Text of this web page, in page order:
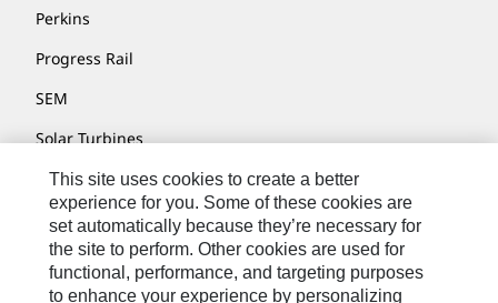
Perkins
Progress Rail
SEM
Solar Turbines
SPM Oil & Gas
Turner Powertrain Systems
This site uses cookies to create a better
experience for you. Some of these cookies are
set automatically because they’re necessary for
the site to perform. Other cookies are used for
functional, performance, and targeting purposes
to enhance your experience by personalizing